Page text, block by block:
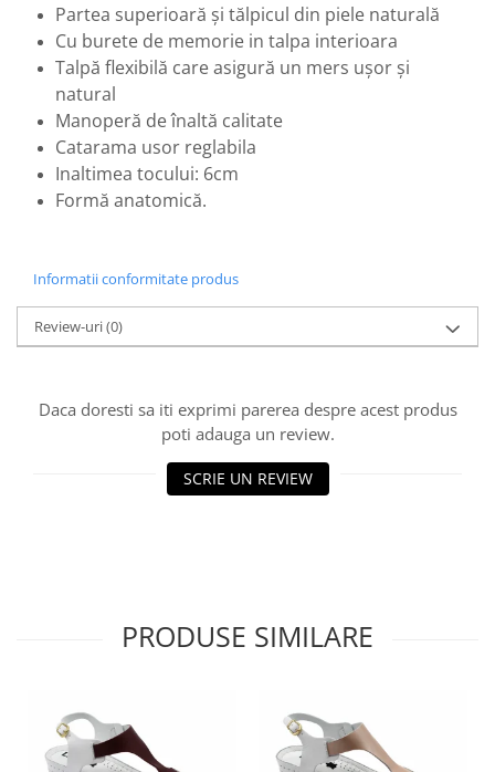
Partea superioară şi tălpicul din piele naturală
Cu burete de memorie in talpa interioara
Talpă flexibilă care asigură un mers uşor şi
natural
Manoperă de înaltă calitate
Catarama usor reglabila
Inaltimea tocului: 6cm
Formă anatomică.
Informatii conformitate produs
Review-uri(0)
Daca doresti sa iti exprimi parerea despre acest produs
poti adauga un review.
SCRIE UN REVIEW
PRODUSE SIMILARE